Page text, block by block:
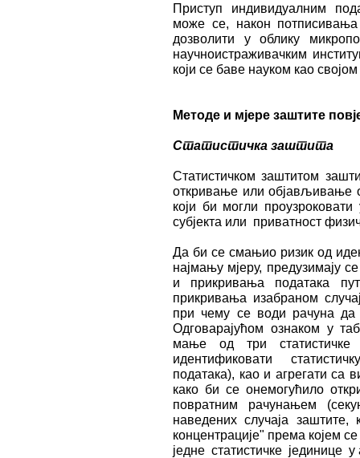
Приступ индивидуалним
може се, након
дозволити у облику
научноистраживачким
који се баве науком као
Методе и мјере заштите
Статистичка заштита
Статистичком заштитом
откривање или објављивање
који би могли
субјекта или приватност
Да би се смањио ризик од
најмању мјеру, предузимају
и прикривања података
прикривања изабраном
при чему се води рачуна да
Одговарајућом ознаком у
мање од три
идентификовати
података), као и агрегати са
како би се онемогућило
повратним рачунањем
наведених случаја
концентрације" према којем
једне статистичке јединице у